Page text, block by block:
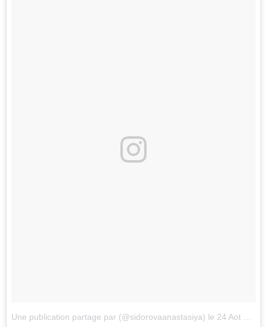
Une publication partage par (@sidorovaanastasiya) le 24 Aot 2017 3h24 PDT